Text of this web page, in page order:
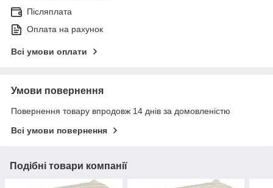
Післяплата
Оплата на рахунок
Всі умови оплати
Умови повернення
Повернення товару впродовж 14 днів за домовленістю
Всі умови повернення
Подібні товари компанії